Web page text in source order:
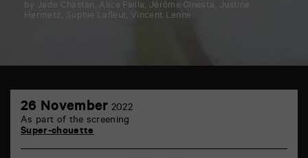
by Jade Chastan, Alice Failla, Jérôme Ginesta, Justine
Hermetz, Sophie Lafleur, Vincent Lenne
Marne
26 November 202226
As part of the screening
Super-chouette